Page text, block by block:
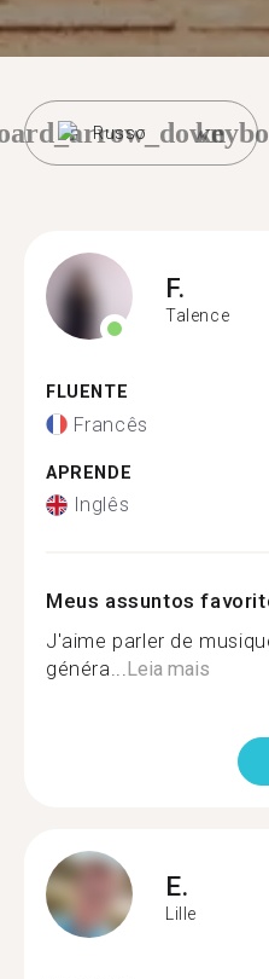
Russo
F.
Talence
FLUENTE
Francês
APRENDE
Inglês
Meus assuntos
J'aime parler de
généra...Leia mais
E.
Lille